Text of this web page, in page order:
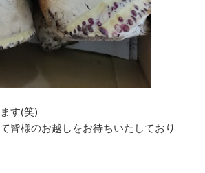
す(笑)
皆様のお越しをお待ちいたしており